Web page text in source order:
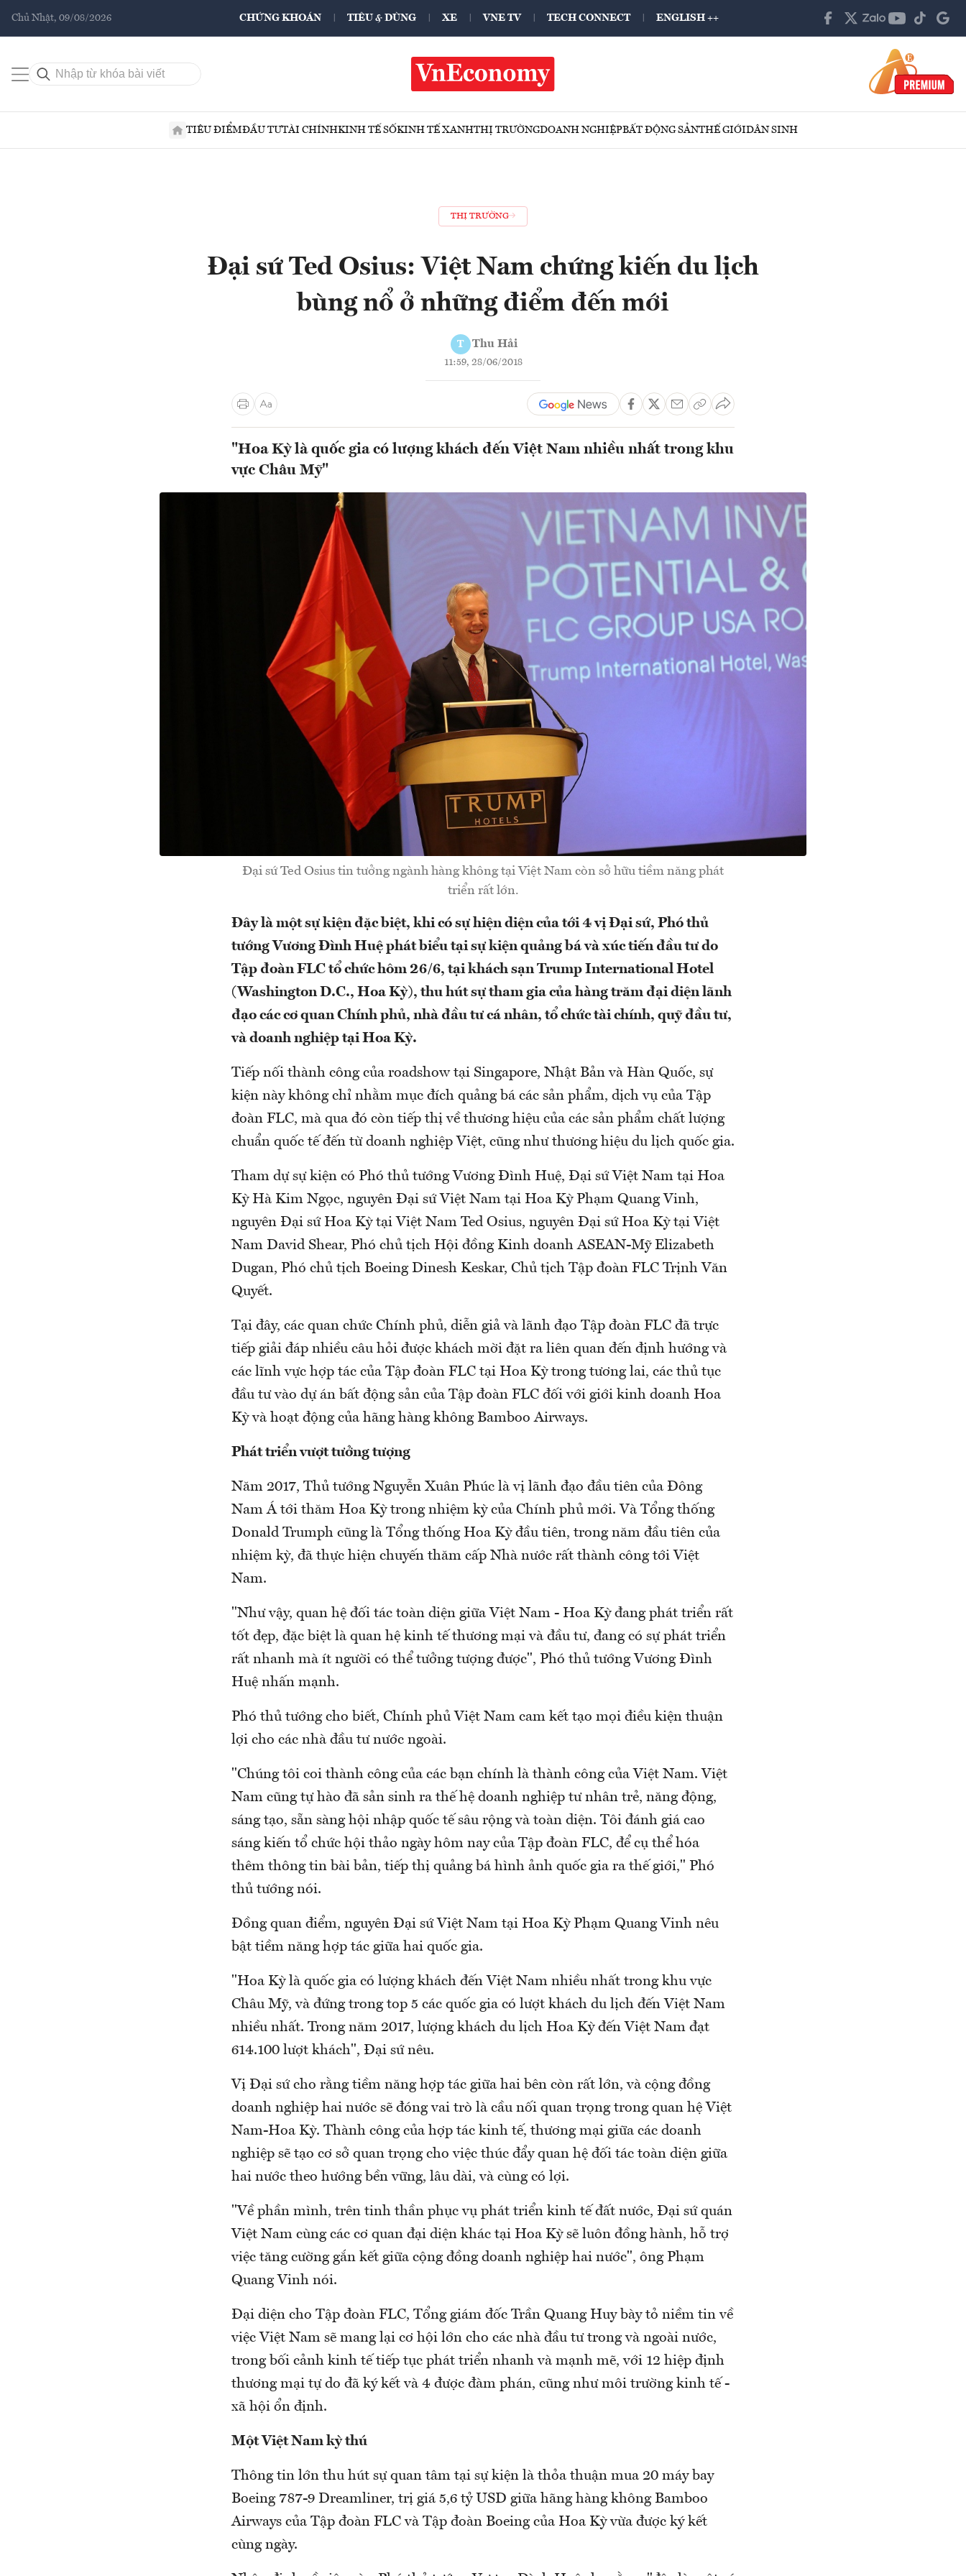
Chủ Nhật, 09/08/2026 CHỨNG KHOÁN TIÊU & DÙNG XE VNE TV TECH CONNECT ENGLISH ++
TIÊU ĐIỂMĐẦU TƯTÀI CHÍNHKINH TẾ SỐKINH TẾ XANHTHỊ TRƯỜNGDOANH NGHIỆPBẤT ĐỘNG SẢNTHẾ GIỚIDÂN SINH
THỊ TRƯỜNG
Đại sứ Ted Osius: Việt Nam chứng kiến du lịch
bùng nổ ở những điểm đến mới
T Thu Hải
11:59, 28/06/2018
"Hoa Kỳ là quốc gia có lượng khách đến Việt Nam nhiều nhất trong khu
vực Châu Mỹ"
Đại sứ Ted Osius tin tưởng ngành hàng không tại Việt Nam còn sở hữu tiềm năng phát
triển rất lớn.
Đây là một sự kiện đặc biệt, khi có sự hiện diện của tới 4 vị Đại sứ, Phó thủ
tướng Vương Đình Huệ phát biểu tại sự kiện quảng bá và xúc tiến đầu tư do
Tập đoàn FLC tổ chức hôm 26/6, tại khách sạn Trump International Hotel
(Washington D.C., Hoa Kỳ), thu hút sự tham gia của hàng trăm đại diện lãnh
đạo các cơ quan Chính phủ, nhà đầu tư cá nhân, tổ chức tài chính, quỹ đầu tư,
và doanh nghiệp tại Hoa Kỳ.
Tiếp nối thành công của roadshow tại Singapore, Nhật Bản và Hàn Quốc, sự
kiện này không chỉ nhằm mục đích quảng bá các sản phẩm, dịch vụ của Tập
đoàn FLC, mà qua đó còn tiếp thị về thương hiệu của các sản phẩm chất lượng
chuẩn quốc tế đến từ doanh nghiệp Việt, cũng như thương hiệu du lịch quốc gia.
Tham dự sự kiện có Phó thủ tướng Vương Đình Huệ, Đại sứ Việt Nam tại Hoa
Kỳ Hà Kim Ngọc, nguyên Đại sứ Việt Nam tại Hoa Kỳ Phạm Quang Vinh,
nguyên Đại sứ Hoa Kỳ tại Việt Nam Ted Osius, nguyên Đại sứ Hoa Kỳ tại Việt
Nam David Shear, Phó chủ tịch Hội đồng Kinh doanh ASEAN-Mỹ Elizabeth
Dugan, Phó chủ tịch Boeing Dinesh Keskar, Chủ tịch Tập đoàn FLC Trịnh Văn
Quyết.
Tại đây, các quan chức Chính phủ, diễn giả và lãnh đạo Tập đoàn FLC đã trực
tiếp giải đáp nhiều câu hỏi được khách mời đặt ra liên quan đến định hướng và
các lĩnh vực hợp tác của Tập đoàn FLC tại Hoa Kỳ trong tương lai, các thủ tục
đầu tư vào dự án bất động sản của Tập đoàn FLC đối với giới kinh doanh Hoa
Kỳ và hoạt động của hãng hàng không Bamboo Airways.
Phát triển vượt tưởng tượng
Năm 2017, Thủ tướng Nguyễn Xuân Phúc là vị lãnh đạo đầu tiên của Đông
Nam Á tới thăm Hoa Kỳ trong nhiệm kỳ của Chính phủ mới. Và Tổng thống
Donald Trumph cũng là Tổng thống Hoa Kỳ đầu tiên, trong năm đầu tiên của
nhiệm kỳ, đã thực hiện chuyến thăm cấp Nhà nước rất thành công tới Việt
Nam.
"Như vậy, quan hệ đối tác toàn diện giữa Việt Nam - Hoa Kỳ đang phát triển rất
tốt đẹp, đặc biệt là quan hệ kinh tế thương mại và đầu tư, đang có sự phát triển
rất nhanh mà ít người có thể tưởng tượng được", Phó thủ tướng Vương Đình
Huệ nhấn mạnh.
Phó thủ tướng cho biết, Chính phủ Việt Nam cam kết tạo mọi điều kiện thuận
lợi cho các nhà đầu tư nước ngoài.
"Chúng tôi coi thành công của các bạn chính là thành công của Việt Nam. Việt
Nam cũng tự hào đã sản sinh ra thế hệ doanh nghiệp tư nhân trẻ, năng động,
sáng tạo, sẵn sàng hội nhập quốc tế sâu rộng và toàn diện. Tôi đánh giá cao
sáng kiến tổ chức hội thảo ngày hôm nay của Tập đoàn FLC, để cụ thể hóa
thêm thông tin bài bản, tiếp thị quảng bá hình ảnh quốc gia ra thế giới," Phó
thủ tướng nói.
Đồng quan điểm, nguyên Đại sứ Việt Nam tại Hoa Kỳ Phạm Quang Vinh nêu
bật tiềm năng hợp tác giữa hai quốc gia.
"Hoa Kỳ là quốc gia có lượng khách đến Việt Nam nhiều nhất trong khu vực
Châu Mỹ, và đứng trong top 5 các quốc gia có lượt khách du lịch đến Việt Nam
nhiều nhất. Trong năm 2017, lượng khách du lịch Hoa Kỳ đến Việt Nam đạt
614.100 lượt khách", Đại sứ nêu.
Vị Đại sứ cho rằng tiềm năng hợp tác giữa hai bên còn rất lớn, và cộng đồng
doanh nghiệp hai nước sẽ đóng vai trò là cầu nối quan trọng trong quan hệ Việt
Nam-Hoa Kỳ. Thành công của hợp tác kinh tế, thương mại giữa các doanh
nghiệp sẽ tạo cơ sở quan trọng cho việc thúc đẩy quan hệ đối tác toàn diện giữa
hai nước theo hướng bền vững, lâu dài, và cùng có lợi.
"Về phần mình, trên tinh thần phục vụ phát triển kinh tế đất nước, Đại sứ quán
Việt Nam cùng các cơ quan đại diện khác tại Hoa Kỳ sẽ luôn đồng hành, hỗ trợ
việc tăng cường gắn kết giữa cộng đồng doanh nghiệp hai nước", ông Phạm
Quang Vinh nói.
Đại diện cho Tập đoàn FLC, Tổng giám đốc Trần Quang Huy bày tỏ niềm tin về
việc Việt Nam sẽ mang lại cơ hội lớn cho các nhà đầu tư trong và ngoài nước,
trong bối cảnh kinh tế tiếp tục phát triển nhanh và mạnh mẽ, với 12 hiệp định
thương mại tự do đã ký kết và 4 được đàm phán, cũng như môi trường kinh tế -
xã hội ổn định.
Một Việt Nam kỳ thú
Thông tin lớn thu hút sự quan tâm tại sự kiện là thỏa thuận mua 20 máy bay
Boeing 787-9 Dreamliner, trị giá 5,6 tỷ USD giữa hãng hàng không Bamboo
Airways của Tập đoàn FLC và Tập đoàn Boeing của Hoa Kỳ vừa được ký kết
cùng ngày.